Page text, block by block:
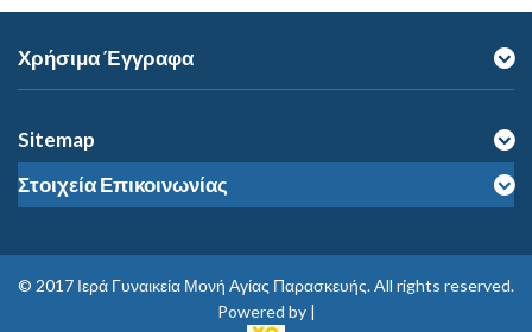
Χρήσιμα Έγγραφα
Sitemap
Στοιχεία Επικοινωνίας
© 2017 Ιερά Γυναικεία Μονή Αγίας Παρασκευής. All rights reserved.
Powered by |